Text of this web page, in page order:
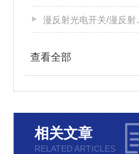
漫反射光电开关/漫反射光电传感器
查看全部
相关文章
RELATED ARTICLES